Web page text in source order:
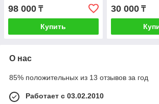
98 000 ₸
Купить
30 000₸
О нас
85% положительных из 13 отзывов за год
Работает с 03.02.2010